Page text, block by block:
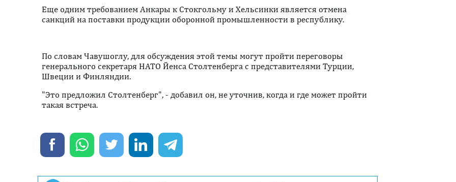
Еще одним требованием Анкары к Стокгольму и Хельсинки является отмена
санкций на поставки продукции оборонной промышленности в республику.
По словам Чавушоглу, для обсуждения этой темы могут пройти переговоры
генерального секретаря НАТО Йенса Столтенберга с представителями Турции,
Швеции и Финляндии.
"Это предложил Столтенберг", - добавил он, не уточнив, когда и где может пройти
такая встреча.